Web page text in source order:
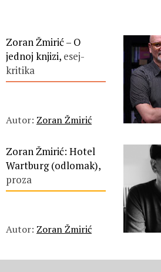
Zoran Žmirić – O
jednoj knjizi, esej-
kritika
Autor: Zoran Žmirić
Zoran Žmirić: Hotel
Wartburg (odlomak),
proza
Autor: Zoran Žmirić